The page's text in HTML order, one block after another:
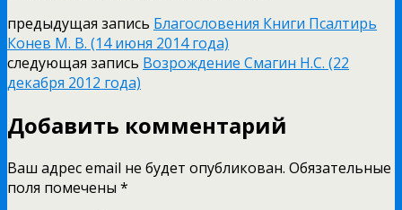
предыдущая запись Благословения Книги Псалтирь
Конев М. В. (14 июня 2014 года)
следующая запись Возрождение Смагин Н.С. (22
декабря 2012 года)
Добавить комментарий
Ваш адрес email не будет опубликован. Обязательные
поля помечены *